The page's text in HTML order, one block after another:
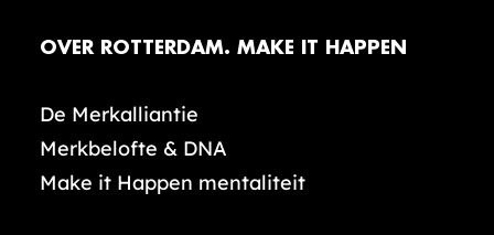
OVER ROTTERDAM. MAKE IT HAPPEN
De Merkalliantie
Merkbelofte & DNA
Make it Happen mentaliteit